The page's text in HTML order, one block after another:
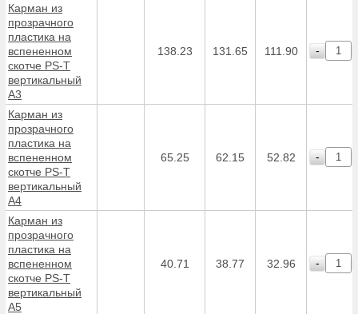
Карман из
прозрачного
пластика на
вспененном
скотче PS-T
вертикальный
А3
138.23 131.65 111.90 -
Карман из
прозрачного
пластика на
вспененном
скотче PS-T
вертикальный
А4
65.25 62.15 52.82 -
Карман из
прозрачного
пластика на
вспененном
скотче PS-T
вертикальный
А5
40.71 38.77 32.96 -